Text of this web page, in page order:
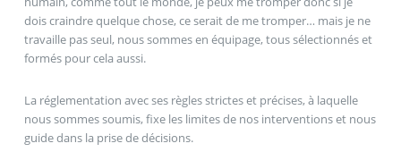
dois craindre quelque chose, ce serait de me tromper… mais je ne
travaille pas seul, nous sommes en équipage, tous sélectionnés et
formés pour cela aussi.
La réglementation avec ses règles strictes et précises, à laquelle
nous sommes soumis, fixe les limites de nos interventions et nous
guide dans la prise de décisions.